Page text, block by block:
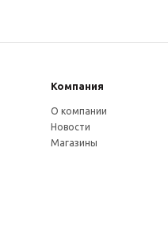
Компания
О компании
Новости
Магазины